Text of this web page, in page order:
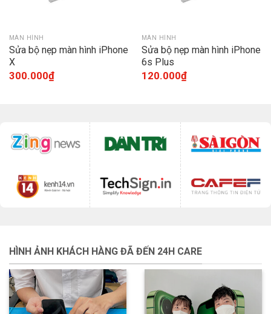
MÀN HÌNH
Sửa bộ nẹp màn hình iPhone
X
300.000₫
MÀN HÌNH
Sửa bộ nẹp màn hình iPhone
6s Plus
120.000₫
HÌNH ẢNH KHÁCH HÀNG ĐÃ ĐẾN 24H CARE